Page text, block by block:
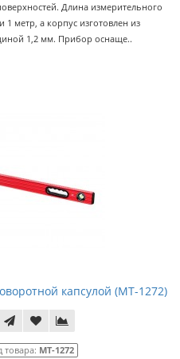
Длина измерительного
1 метр, а корпус изготовлен из
1,2 мм. Прибор оснаще..
капсулой (MT-1272)
товара: MT-1272